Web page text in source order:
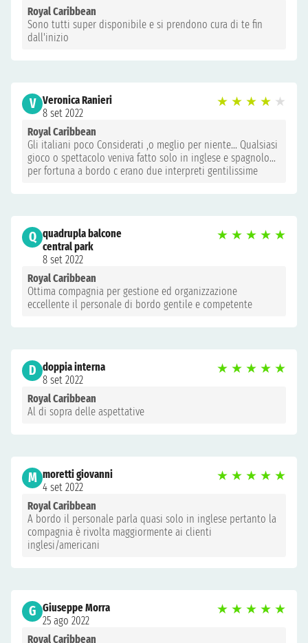
Royal Caribbean
Sono tutti super disponibile e si prendono cura di te fin
dall'inizio
V Veronica Ranieri
8 set 2022
★ ★ ★ ★ ★
Royal Caribbean
Gli italiani poco Considerati ,o meglio per niente… Qualsiasi
gioco o spettacolo veniva fatto solo in inglese e spagnolo…
per fortuna a bordo c erano due interpreti gentilissime
Q quadrupla balcone
central park
8 set 2022
★ ★ ★ ★ ★
Royal Caribbean
Ottima compagnia per gestione ed organizzazione
eccellente il personale di bordo gentile e competente
D doppia interna
8 set 2022
★ ★ ★ ★ ★
Royal Caribbean
Al di sopra delle aspettative
M moretti giovanni
4 set 2022
★ ★ ★ ★ ★
Royal Caribbean
A bordo il personale parla quasi solo in inglese pertanto la
compagnia è rivolta maggiormente ai clienti
inglesi/americani
G Giuseppe Morra
25 ago 2022
★ ★ ★ ★ ★
Royal Caribbean